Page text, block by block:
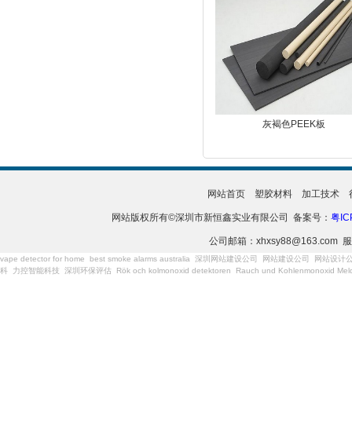
灰褐色PEEK板
网站首页 塑胶材料 加工技术
网站版权所有©深圳市新恒鑫实业有限公司 备案号： 粤
公司邮箱：xhxsy88@163.com
vape detector for home best smoke alarms australia 深圳网站建设公司 网站建设公司
网站设计
科
力控智能科技 深圳环保评估 Rök och kolmonoxid detektoren Rauch und Kohlenmonoxid